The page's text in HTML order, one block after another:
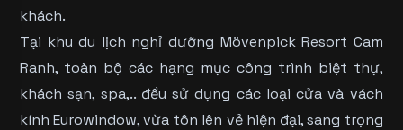
khách.
Tại khu du lịch nghỉ dưỡng Mövenpick Resort Cam
Ranh, toàn bộ các hạng mục công trình biệt thự,
khách sạn, spa,.. đều sử dụng các loại cửa và vách
kính Eurowindow, vừa tôn lên vẻ hiện đại, sang trọng